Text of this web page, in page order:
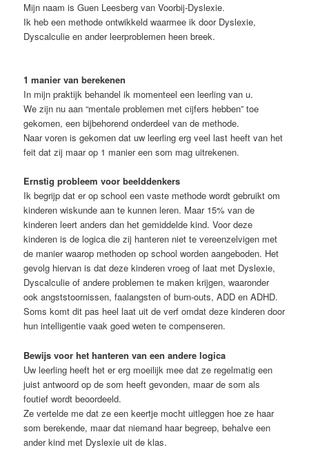
Mijn naam is Guen Leesberg van Voorbij-Dyslexie.
Ik heb een methode ontwikkeld waarmee ik door Dyslexie,
Dyscalculie en ander leerproblemen heen breek.
1 manier van berekenen
In mijn praktijk behandel ik momenteel een leerling van u.
We zijn nu aan “mentale problemen met cijfers hebben” toe
gekomen, een bijbehorend onderdeel van de methode.
Naar voren is gekomen dat uw leerling erg veel last heeft van het
feit dat zij maar op 1 manier een som mag uitrekenen.
Ernstig probleem voor beelddenkers
Ik begrijp dat er op school een vaste methode wordt gebruikt om
kinderen wiskunde aan te kunnen leren. Maar 15% van de
kinderen leert anders dan het gemiddelde kind. Voor deze
kinderen is de logica die zij hanteren niet te vereenzelvigen met
de manier waarop methoden op school worden aangeboden. Het
gevolg hiervan is dat deze kinderen vroeg of laat met Dyslexie,
Dyscalculie of andere problemen te maken krijgen, waaronder
ook angststoornissen, faalangsten of burn-outs, ADD en ADHD.
Soms komt dit pas heel laat uit de verf omdat deze kinderen door
hun intelligentie vaak goed weten te compenseren.
Bewijs voor het hanteren van een andere logica
Uw leerling heeft het er erg moeilijk mee dat ze regelmatig een
juist antwoord op de som heeft gevonden, maar de som als
foutief wordt beoordeeld.
Ze vertelde me dat ze een keertje mocht uitleggen hoe ze haar
som berekende, maar dat niemand haar begreep, behalve een
ander kind met Dyslexie uit de klas.